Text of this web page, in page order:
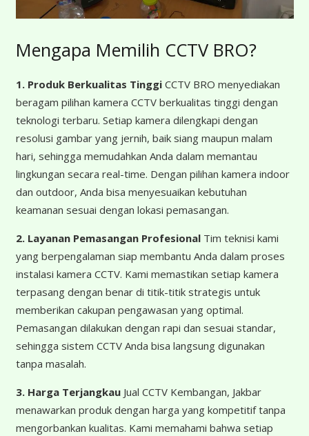
Mengapa Memilih CCTV BRO?
1. Produk Berkualitas TinggiCCTV BRO menyediakan
beragam pilihan kamera CCTV berkualitas tinggi dengan
teknologi terbaru. Setiap kamera dilengkapi dengan
resolusi gambar yang jernih, baik siang maupun malam
hari, sehingga memudahkan Anda dalam memantau
lingkungan secara real-time. Dengan pilihan kamera indoor
dan outdoor, Anda bisa menyesuaikan kebutuhan
keamanan sesuai dengan lokasi pemasangan.
2. Layanan Pemasangan ProfesionalTim teknisi kami
yang berpengalaman siap membantu Anda dalam proses
instalasi kamera CCTV. Kami memastikan setiap kamera
terpasang dengan benar di titik-titik strategis untuk
memberikan cakupan pengawasan yang optimal.
Pemasangan dilakukan dengan rapi dan sesuai standar,
sehingga sistem CCTV Anda bisa langsung digunakan
tanpa masalah.
3. Harga TerjangkauJual CCTV Kembangan, Jakbar
menawarkan produk dengan harga yang kompetitif tanpa
mengorbankan kualitas. Kami memahami bahwa setiap